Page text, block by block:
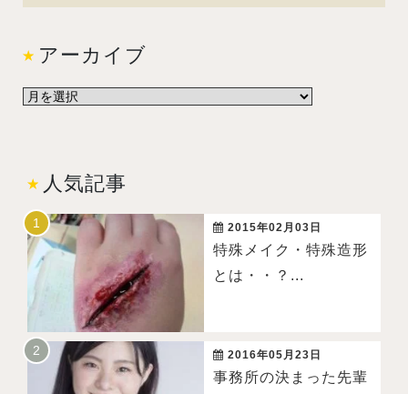
アーカイブ
人気記事
2015年02月03日
特殊メイク・特殊造形
とは・・？...
2016年05月23日
事務所の決まった先輩